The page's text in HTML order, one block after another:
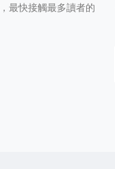
最快接觸最多讀者的